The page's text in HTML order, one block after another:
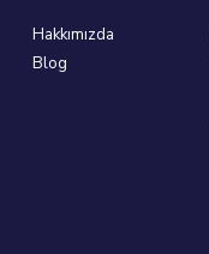
Hakkımızda
Blog